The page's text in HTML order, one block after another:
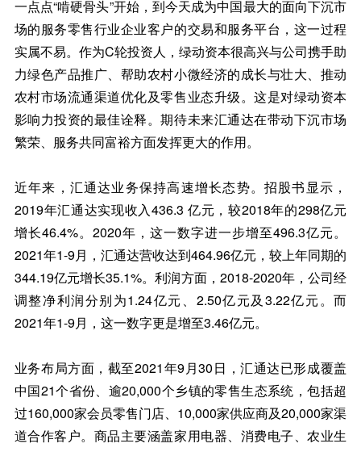
一点点“啃硬骨头”开始，到今天成为中国最大的面向下沉市
场的服务零售行业企业客户的交易和服务平台，这一过程
实属不易。作为C轮投资人，绿动资本很高兴与公司携手助
力绿色产品推广、帮助农村小微经济的成长与壮大、推动
农村市场流通渠道优化及零售业态升级。这是对绿动资本
影响力投资的最佳诠释。期待未来汇通达在带动下沉市场
繁荣、服务共同富裕方面发挥更大的作用。
近年来，汇通达业务保持高速增长态势。招股书显示，
2019年汇通达实现收入436.3 亿元，较2018年的298亿元
增长46.4%。2020年，这一数字进一步增至496.3亿元。
2021年1-9月，汇通达营收达到464.96亿元，较上年同期的
344.19亿元增长35.1%。利润方面，2018-2020年，公司经
调整净利润分别为1.24亿元、2.50亿元及3.22亿元。而
2021年1-9月，这一数字更是增至3.46亿元。
业务布局方面，截至2021年9月30日，汇通达已形成覆盖
中国21个省份、逾20,000个乡镇的零售生态系统，包括超
过160,000家会员零售门店、10,000家供应商及20,000家渠
道合作客户。商品主要涵盖家用电器、消费电子、农业生